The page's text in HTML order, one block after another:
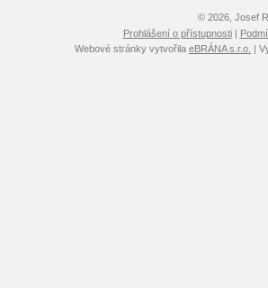
© 2026, Josef
Prohlášení o přístupnosti|
Webové stránky vytvořila eBRÁNA s.r.o. |